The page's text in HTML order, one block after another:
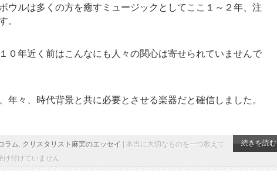
ウルは多くの方を癒すミュージックとしてここ１～２年、注
。
０年近く前はこんなにも人々の関心は寄せられていませんで
年々、時代背景と共に必要とさせる楽器だと確信しました。
ラム クリスタリスト麻実のエッセイ | 本当に大切なものを一つ教えて
け付けていません
続きを読む